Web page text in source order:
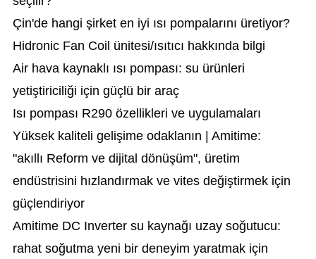
Çin'de hangi şirket en iyi ısı pompalarını üretiyor?
Hidronic Fan Coil ünitesi/ısıtıcı hakkında bilgi
Air hava kaynaklı ısı pompası: su ürünleri
yetiştiriciliği için güçlü bir araç
Isı pompası R290 özellikleri ve uygulamaları
Yüksek kaliteli gelişime odaklanın | Amitime:
"akıllı Reform ve dijital dönüşüm", üretim
endüstrisini hızlandırmak ve vites değiştirmek için
güçlendiriyor
Amitime DC Inverter su kaynağı uzay soğutucu:
rahat soğutma yeni bir deneyim yaratmak için